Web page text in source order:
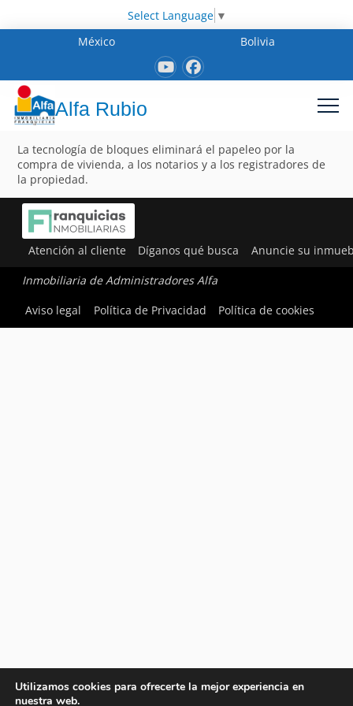
Select Language ▼
México
Bolivia
Alfa Rubio
La tecnología de bloques eliminará el papeleo por la
compra de vivienda, a los notarios y a los registradores de
la propiedad.
Atención al cliente Díganos qué busca Anuncie su
Inmobiliaria de Administradores Alfa
Aviso legal
Política de Privacidad Política de cookies
Utilizamos cookies para ofrecerte la mejor experiencia en
nuestra web.